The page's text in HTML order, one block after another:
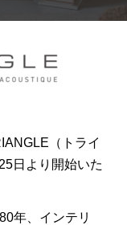
（トライ
日より開始いた
年、インテリ